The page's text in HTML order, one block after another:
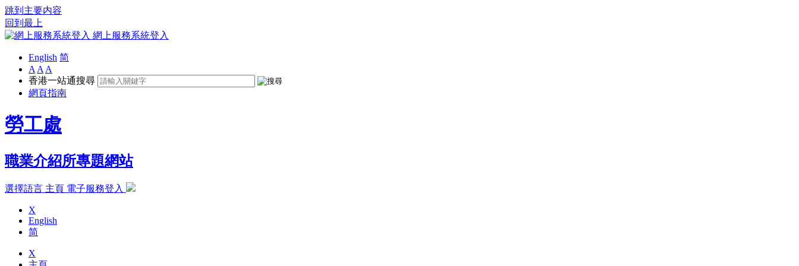
跳到主要内容
回到最上
網上服務系統登入
English 简
A A A
香港一站通搜尋
網頁指南
勞工處
職業介紹所專題網站
選擇語言 主頁 電子服務登入
X
English
简
X